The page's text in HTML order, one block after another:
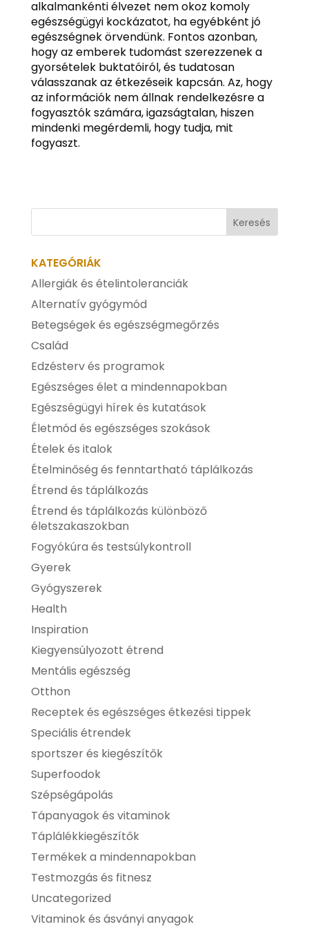
alkalmankénti élvezet nem okoz komoly
egészségügyi kockázatot, ha egyébként jó
egészségnek örvendünk. Fontos azonban,
hogy az emberek tudomást szerezzenek a
gyorsételek buktatóiról, és tudatosan
válasszanak az étkezéseik kapcsán. Az, hogy
az információk nem állnak rendelkezésre a
fogyasztók számára, igazságtalan, hiszen
mindenki megérdemli, hogy tudja, mit
fogyaszt.
KATEGÓRIÁK
Allergiák és ételintoleranciák
Alternatív gyógymód
Betegségek és egészségmegőrzés
Család
Edzésterv és programok
Egészséges élet a mindennapokban
Egészségügyi hírek és kutatások
Életmód és egészséges szokások
Ételek és italok
Ételminőség és fenntartható táplálkozás
Étrend és táplálkozás
Étrend és táplálkozás különböző
életszakaszokban
Fogyókúra és testsúlykontroll
Gyerek
Gyógyszerek
Health
Inspiration
Kiegyensúlyozott étrend
Mentális egészség
Otthon
Receptek és egészséges étkezési tippek
Speciális étrendek
sportszer és kiegészítők
Superfoodok
Szépségápolás
Tápanyagok és vitaminok
Táplálékkiegészítők
Termékek a mindennapokban
Testmozgás és fitnesz
Uncategorized
Vitaminok és ásványi anyagok